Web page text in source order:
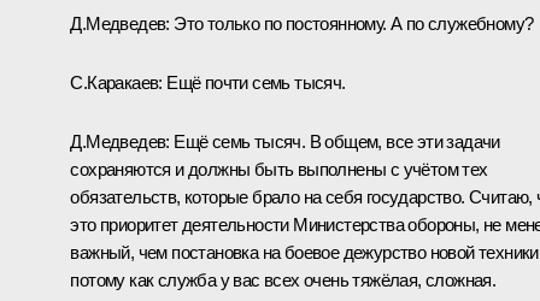
Д.Медведев: Это только по постоянному. А по служебному?
С.Каракаев: Ещё почти семь тысяч.
Д.Медведев: Ещё семь тысяч. В общем, все эти задачи
сохраняются и должны быть выполнены с учётом тех
обязательств, которые брало на себя государство. Считаю,
это приоритет деятельности Министерства обороны, не
важный, чем постановка на боевое дежурство новой
потому как служба у вас всех очень тяжёлая, сложная.